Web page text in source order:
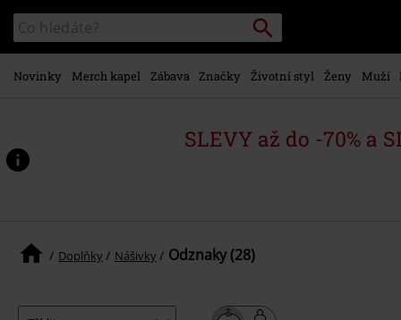
hlavnímu
obsahu
Katalog
vyhledávání
Vyhledávání
Novinky Merch kapel Zábava Značky Životní styl Ženy Muži
SLEVY až do -70% a
Doplňky Nášivky Odznaky (28)